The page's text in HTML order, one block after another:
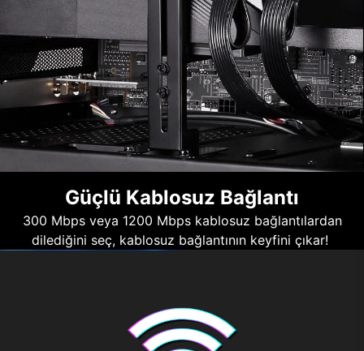
Güçlü Kablosuz Bağlantı
300 Mbps veya 1200 Mbps kablosuz bağlantılardan
dilediğini seç, kablosuz bağlantının keyfini çıkar!